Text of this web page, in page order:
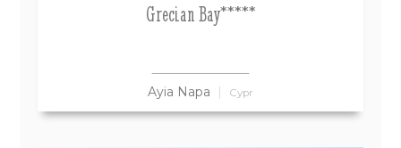
Grecian Bay*****
Ayia Napa Cypr